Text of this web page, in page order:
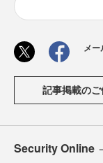
メー
記事掲載の
Security Online